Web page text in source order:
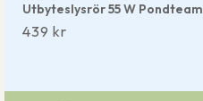
Utbyteslysrör 55 W Pondteam
439 kr